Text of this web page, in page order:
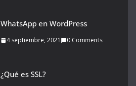
WhatsApp en WordPress
4 septiembre, 2021 0 Comments
¿Qué es SSL?